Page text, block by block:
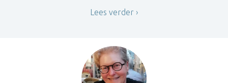
Lees verder